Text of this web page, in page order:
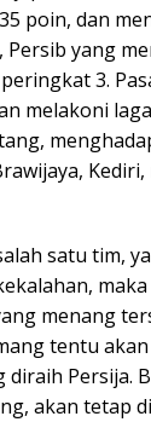
poin, dan
Persib yang
3.
melakoni
satu tim,
menang
tentu
diraih Persija.
akan tetap